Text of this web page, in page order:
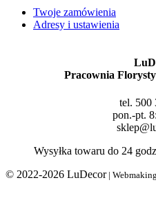
Twoje zamówienia
Adresy i ustawienia
Pracownia
tel. 500
pon.-pt.
Wysyłka towaru do 24
© 2022-2026 LuDecor|